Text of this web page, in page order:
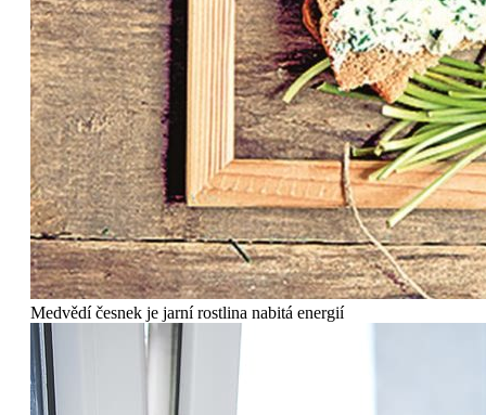
Medvědí česnek je jarní rostlina nabitá energií